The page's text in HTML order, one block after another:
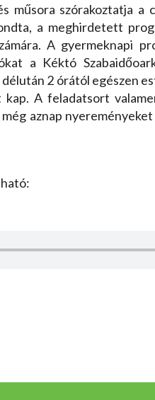
szórakoztatja a
a meghirdetett
A gyermeknapi
a Kéktó
2 órától egészen
A feladatsort
aznap